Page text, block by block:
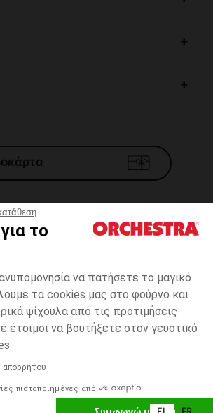
το
να πατήσετε το μαγικό
τα cookies μας στο φούρνο και
ψίχουλα από τις προτιμήσεις
έτοιμοι να βουτήξετε στον γευστικό
απορρήτου
πιστοποιημένες από
9
πληρωμής με
ΣΤΟ ΚΑΛΆΘΙ
Γενικοί 'Οροι Πώλησης
*Εμπορικες προσφορες
Προσωπικά δεδομένα
Διαχείρηση των cookies
μη συμμορφούμενη
στον κωδικά δεοντολογίας και στο σύστημα
Ομοσπονδίας Ηλεκτρονικού Εμπορίου.